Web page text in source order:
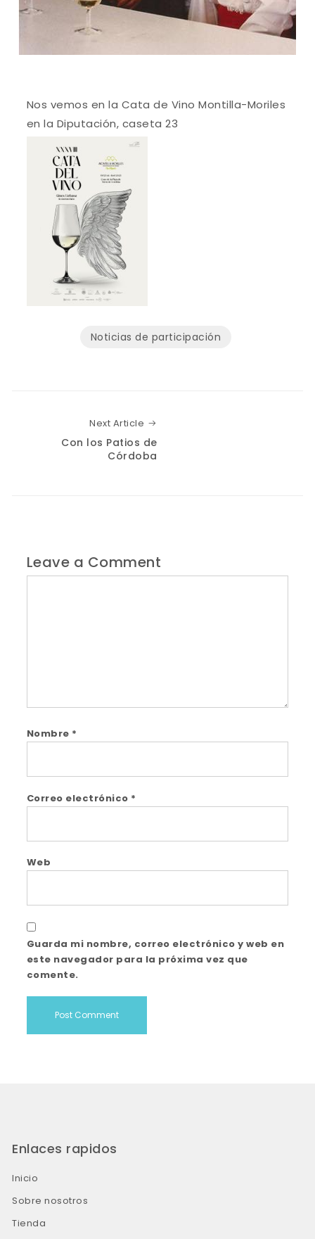
Nos vemos en la Cata de Vino Montilla-Moriles
en la Diputación, caseta 23
Noticias de participación
Next Article
Con los Patios de
Córdoba
Leave a Comment
Nombre *
Correo electrónico *
Web
Guarda mi nombre, correo electrónico y web en
este navegador para la próxima vez que
comente.
Enlaces rapidos
Inicio
Sobre nosotros
Tienda